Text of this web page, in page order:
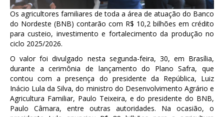
Os agricultores familiares de toda a área de atuação do Banco
do Nordeste (BNB) contarão com R$ 10,2 bilhões em crédito
para custeio, investimento e fortalecimento da produção no
ciclo 2025/2026.
O valor foi divulgado nesta segunda-feira, 30, em Brasília,
durante a cerimônia de lançamento do Plano Safra, que
contou com a presença do presidente da República, Luiz
Inácio Lula da Silva, do ministro do Desenvolvimento Agrário e
Agricultura Familiar, Paulo Teixeira, e do presidente do BNB,
Paulo Câmara, entre outras autoridades. Na ocasião, o